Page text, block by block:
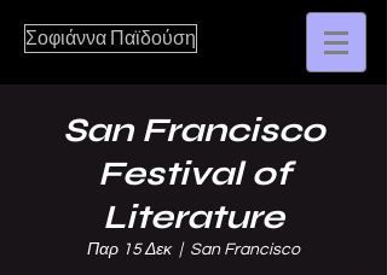
Σοφιάννα Παϊδούση
San Francisco
Festival of
Literature
Παρ 15 Δεκ
  |
San Francisco